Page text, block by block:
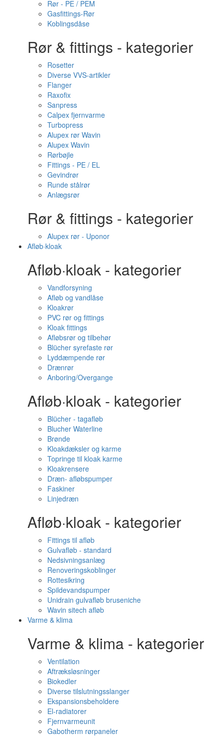
Rør - PE / PEM
Gasfittings-Rør
Koblingsdåse
Rør & fittings - kategorier
Rosetter
Diverse VVS-artikler
Flanger
Raxofix
Sanpress
Calpex fjernvarme
Turbopress
Alupex rør Wavin
Alupex Wavin
Rørbøjle
Fittings - PE / EL
Gevindrør
Runde stålrør
Anlægsrør
Rør & fittings - kategorier
Alupex rør - Uponor
Afløb·kloak
Afløb·kloak - kategorier
Vandforsyning
Afløb og vandlåse
Kloakrør
PVC rør og fittings
Kloak fittings
Afløbsrør og tilbehør
Blücher syrefaste rør
Lyddæmpende rør
Drænrør
Anboring/Overgange
Afløb·kloak - kategorier
Blücher - tagafløb
Blucher Waterline
Brønde
Kloakdæksler og karme
Topringe til kloak karme
Kloakrensere
Dræn- afløbspumper
Faskiner
Linjedræn
Afløb·kloak - kategorier
Fittings til afløb
Gulvafløb - standard
Nedsivningsanlæg
Renoveringskoblinger
Rottesikring
Spildevandspumper
Unidrain gulvafløb bruseniche
Wavin sitech afløb
Varme & klima
Varme & klima - kategorier
Ventilation
Aftræksløsninger
Biokedler
Diverse tilslutningsslanger
Ekspansionsbeholdere
El-radiatorer
Fjernvarmeunit
Gabotherm rørpaneler